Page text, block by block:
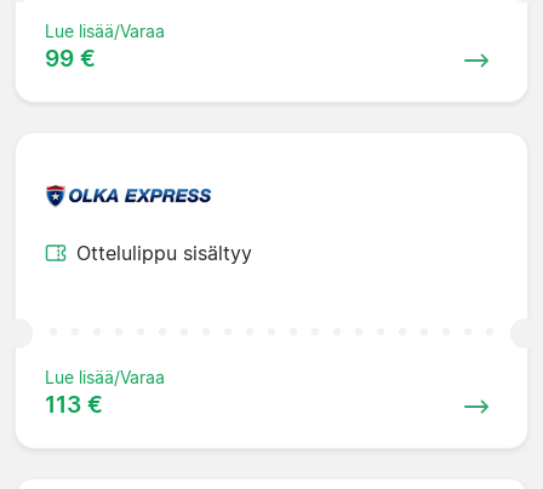
Lue lisää/Varaa
99 €
Ottelulippu sisältyy
Lue lisää/Varaa
113 €